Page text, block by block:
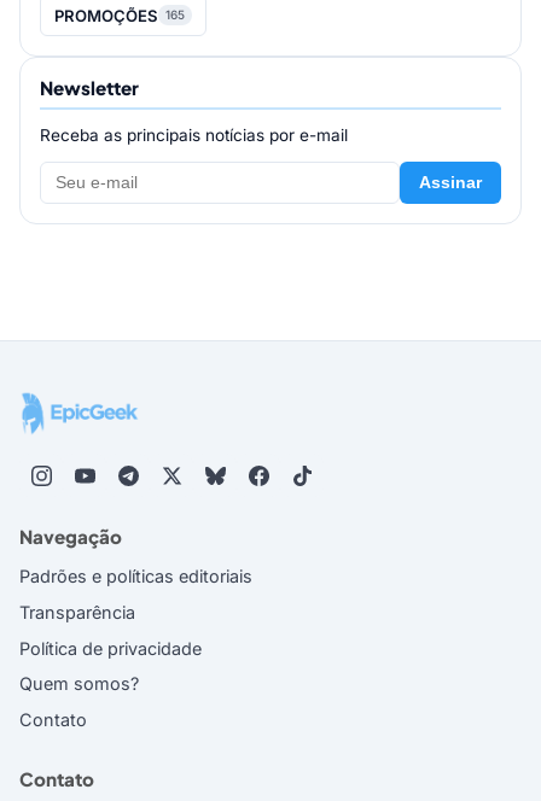
PROMOÇÕES 165
Newsletter
Receba as principais notícias por e-mail
Assinar
Navegação
Padrões e políticas editoriais
Transparência
Política de privacidade
Quem somos?
Contato
Contato